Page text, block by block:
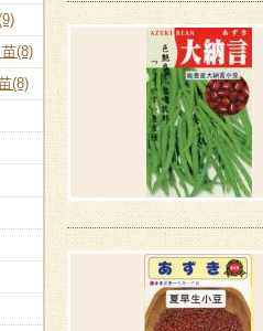
(8)
(8)